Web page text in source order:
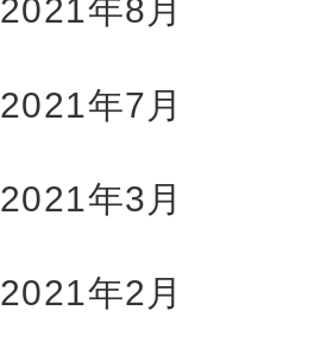
2021年8月
2021年7月
2021年3月
2021年2月